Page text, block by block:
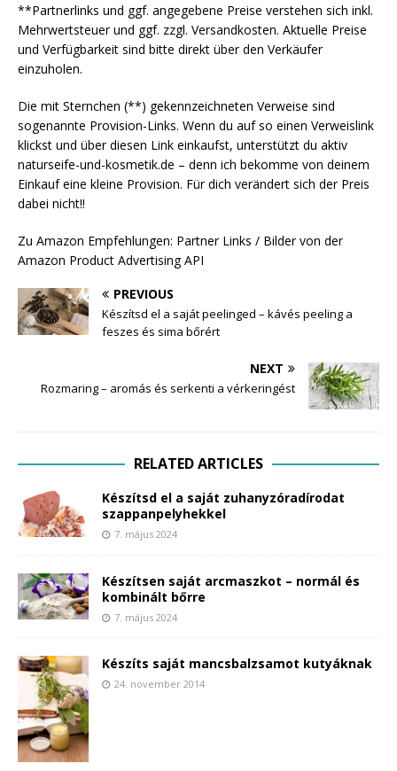
**Partnerlinks und ggf. angegebene Preise verstehen sich inkl.
Mehrwertsteuer und ggf. zzgl. Versandkosten. Aktuelle Preise
und Verfügbarkeit sind bitte direkt über den Verkäufer
einzuholen.
Die mit Sternchen (**) gekennzeichneten Verweise sind
sogenannte Provision-Links. Wenn du auf so einen Verweislink
klickst und über diesen Link einkaufst, unterstützt du aktiv
naturseife-und-kosmetik.de – denn ich bekomme von deinem
Einkauf eine kleine Provision. Für dich verändert sich der Preis
dabei nicht!!
Zu Amazon Empfehlungen: Partner Links / Bilder von der
Amazon Product Advertising API
PREVIOUS
Készítsd el a saját peelinged – kávés peeling a
feszes és sima bőrért
NEXT
Rozmaring – aromás és serkenti a vérkeringést
RELATED ARTICLES
Készítsd el a saját zuhanyzóradírodat
szappanpelyhekkel
7. május 2024
Készítsen saját arcmaszkot – normál és
kombinált bőrre
7. május 2024
Készíts saját mancsbalzsamot kutyáknak
24. november 2014